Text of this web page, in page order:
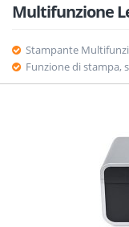
Multifunzione
Stampante
Funzione di stampa,